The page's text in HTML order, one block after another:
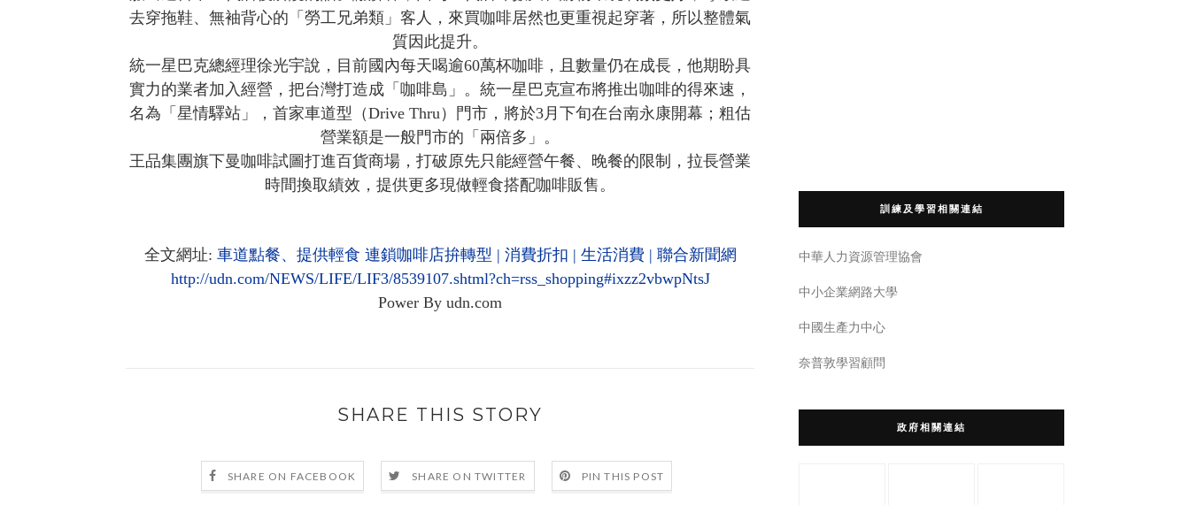
去穿拖鞋、無袖背心的「勞工兄弟類」客人，來買咖啡居然也更重視起穿著，所以整體氣
質因此提升。
統一星巴克總經理徐光宇說，目前國內每天喝逾60萬杯咖啡，且數量仍在成長，他期盼具
實力的業者加入經營，把台灣打造成「咖啡島」。統一星巴克宣布將推出咖啡的得來速，
名為「星情驛站」，首家車道型（Drive Thru）門市，將於3月下旬在台南永康開幕；粗估
營業額是一般門市的「兩倍多」。
王品集團旗下曼咖啡試圖打進百貨商場，打破原先只能經營午餐、晚餐的限制，拉長營業
時間換取績效，提供更多現做輕食搭配咖啡販售。
全文網址: 車道點餐、提供輕食 連鎖咖啡店拚轉型 | 消費折扣 | 生活消費 | 聯合新聞網
http://udn.com/NEWS/LIFE/LIF3/8539107.shtml?ch=rss_shopping#ixzz2vbwpNtsJ
Power By udn.com
SHARE THIS STORY
SHARE ON FACEBOOK SHARE ON TWITTER PIN THIS POST
訓練及學習相關連結
中華人力資源管理協會
中小企業網路大學
中國生產力中心
奈普敦學習顧問
政府相關連結